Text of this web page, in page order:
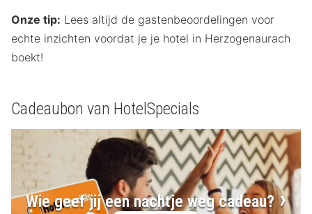
Onze tip: Lees altijd de gastenbeoordelingen voor
echte inzichten voordat je je hotel in Herzogenaurach
boekt!
Cadeaubon van HotelSpecials
Wie geef jij een nachtje weg cadeau?